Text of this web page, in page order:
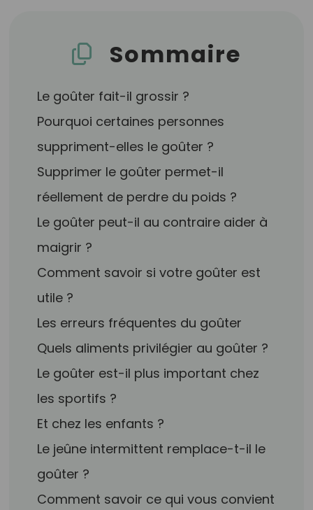
Sommaire
Le goûter fait-il grossir ?
Pourquoi certaines personnes
suppriment-elles le goûter ?
Supprimer le goûter permet-il
réellement de perdre du poids ?
Le goûter peut-il au contraire aider à
maigrir ?
Comment savoir si votre goûter est
utile ?
Les erreurs fréquentes du goûter
Quels aliments privilégier au goûter ?
Le goûter est-il plus important chez
les sportifs ?
Et chez les enfants ?
Le jeûne intermittent remplace-t-il le
goûter ?
Comment savoir ce qui vous convient